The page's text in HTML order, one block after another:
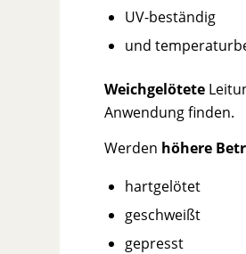
UV-beständig
und
Weichgelötete
Anwendung finden.
Werden höhere
hartgelötet
geschweißt
gepresst